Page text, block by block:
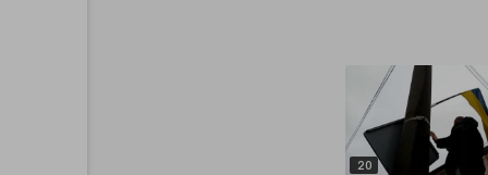
20